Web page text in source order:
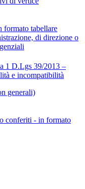
formato tabellare
di direzione o
1 D.Lgs 39/2013 –
e incompatibilità
generali)
conferiti - in formato